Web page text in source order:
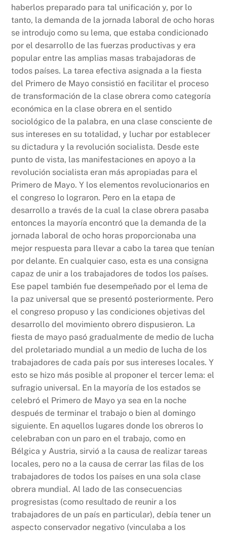
haberlos preparado para tal unificación y, por lo
tanto, la demanda de la jornada laboral de ocho horas
se introdujo como su lema, que estaba condicionado
por el desarrollo de las fuerzas productivas y era
popular entre las amplias masas trabajadoras de
todos países. La tarea efectiva asignada a la fiesta
del Primero de Mayo consistió en facilitar el proceso
de transformación de la clase obrera como categoría
económica en la clase obrera en el sentido
sociológico de la palabra, en una clase consciente de
sus intereses en su totalidad, y luchar por establecer
su dictadura y la revolución socialista. Desde este
punto de vista, las manifestaciones en apoyo a la
revolución socialista eran más apropiadas para el
Primero de Mayo. Y los elementos revolucionarios en
el congreso lo lograron. Pero en la etapa de
desarrollo a través de la cual la clase obrera pasaba
entonces la mayoría encontró que la demanda de la
jornada laboral de ocho horas proporcionaba una
mejor respuesta para llevar a cabo la tarea que tenían
por delante. En cualquier caso, esta es una consigna
capaz de unir a los trabajadores de todos los países.
Ese papel también fue desempeñado por el lema de
la paz universal que se presentó posteriormente. Pero
el congreso propuso y las condiciones objetivas del
desarrollo del movimiento obrero dispusieron. La
fiesta de mayo pasó gradualmente de medio de lucha
del proletariado mundial a un medio de lucha de los
trabajadores de cada país por sus intereses locales. Y
esto se hizo más posible al proponer el tercer lema: el
sufragio universal. En la mayoría de los estados se
celebró el Primero de Mayo ya sea en la noche
después de terminar el trabajo o bien al domingo
siguiente. En aquellos lugares donde los obreros lo
celebraban con un paro en el trabajo, como en
Bélgica y Austria, sirvió a la causa de realizar tareas
locales, pero no a la causa de cerrar las filas de los
trabajadores de todos los países en una sola clase
obrera mundial. Al lado de las consecuencias
progresistas (como resultado de reunir a los
trabajadores de un país en particular), debía tener un
aspecto conservador negativo (vinculaba a los